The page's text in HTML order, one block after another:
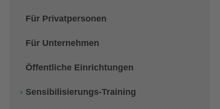
Für Privatpersonen
Für Unternehmen
Öffentliche Einrichtungen
Sensibilisierungs-Training